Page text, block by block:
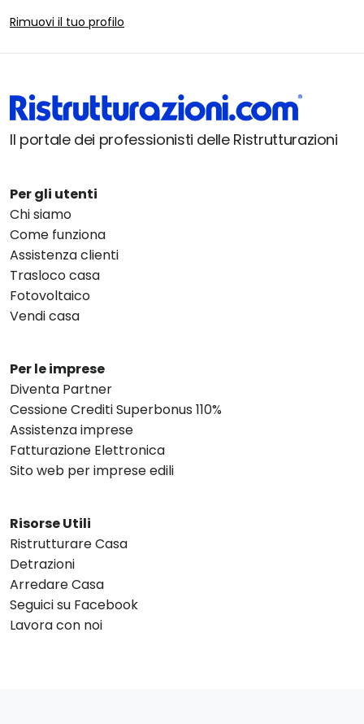
Rimuovi il tuo profilo
Il portale dei professionisti delle Ristrutturazioni
Per gli utenti
Chi siamo
Come funziona
Assistenza clienti
Trasloco casa
Fotovoltaico
Vendi casa
Per le imprese
Diventa Partner
Cessione Crediti Superbonus 110%
Assistenza imprese
Fatturazione Elettronica
Sito web per imprese edili
Risorse Utili
Ristrutturare Casa
Detrazioni
Arredare Casa
Seguici su Facebook
Lavora con noi